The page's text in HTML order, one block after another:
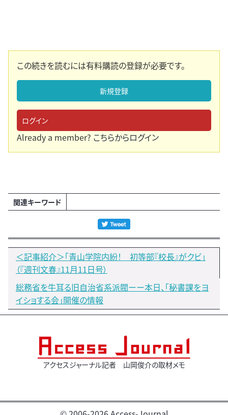
この続きを読むには有料購読の登録が必要です。
新規登録
ログイン
Already a member? こちらからログイン
関連キーワード
＜記事紹介＞「青山学院内紛！ 初等部『校長』がクビ」
（『週刊文春』11月11日号）
総務省を牛耳る旧自治省系派閥ーー本日、「秘書課をヨ
イショする会」開催の情報
アクセスジャーナル記者 山岡俊介の取材メモ